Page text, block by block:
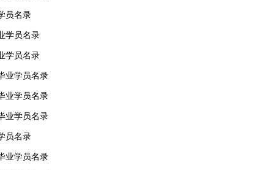
员名录
学员名录
学员名录
业学员名录
业学员名录
业学员名录
员名录
业学员名录